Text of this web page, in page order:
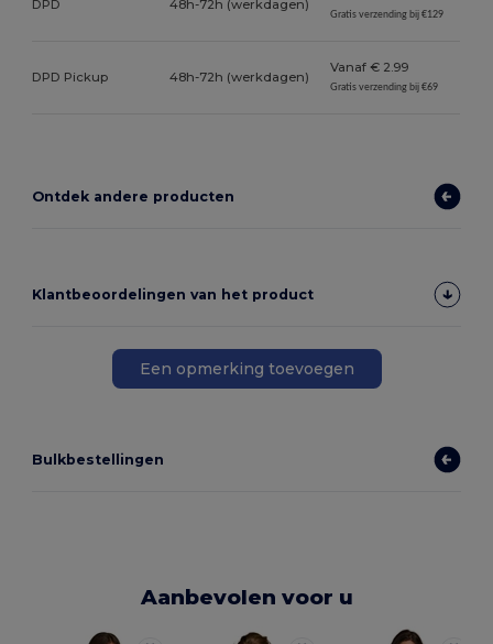
DPD 48h-72h (werkdagen)
Gratis verzending bij €129
DPD Pickup 48h-72h (werkdagen)
Vanaf € 2.99
Gratis verzending bij €69
Ontdek andere producten
Klantbeoordelingen van het product
Een opmerking toevoegen
Bulkbestellingen
Aanbevolen voor u